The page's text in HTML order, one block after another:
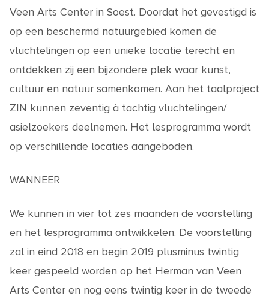
Veen Arts Center in Soest. Doordat het gevestigd is
op een beschermd natuurgebied komen de
vluchtelingen op een unieke locatie terecht en
ontdekken zij een bijzondere plek waar kunst,
cultuur en natuur samenkomen. Aan het taalproject
ZIN kunnen zeventig à tachtig vluchtelingen/
asielzoekers deelnemen. Het lesprogramma wordt
op verschillende locaties aangeboden.
WANNEER
We kunnen in vier tot zes maanden de voorstelling
en het lesprogramma ontwikkelen. De voorstelling
zal in eind 2018 en begin 2019 plusminus twintig
keer gespeeld worden op het Herman van Veen
Arts Center en nog eens twintig keer in de tweede